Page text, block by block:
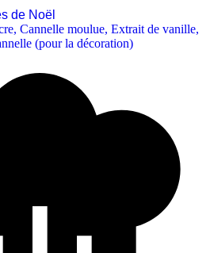
de Noël
, Cannelle moulue, Extrait de vanille,
(pour la décoration)